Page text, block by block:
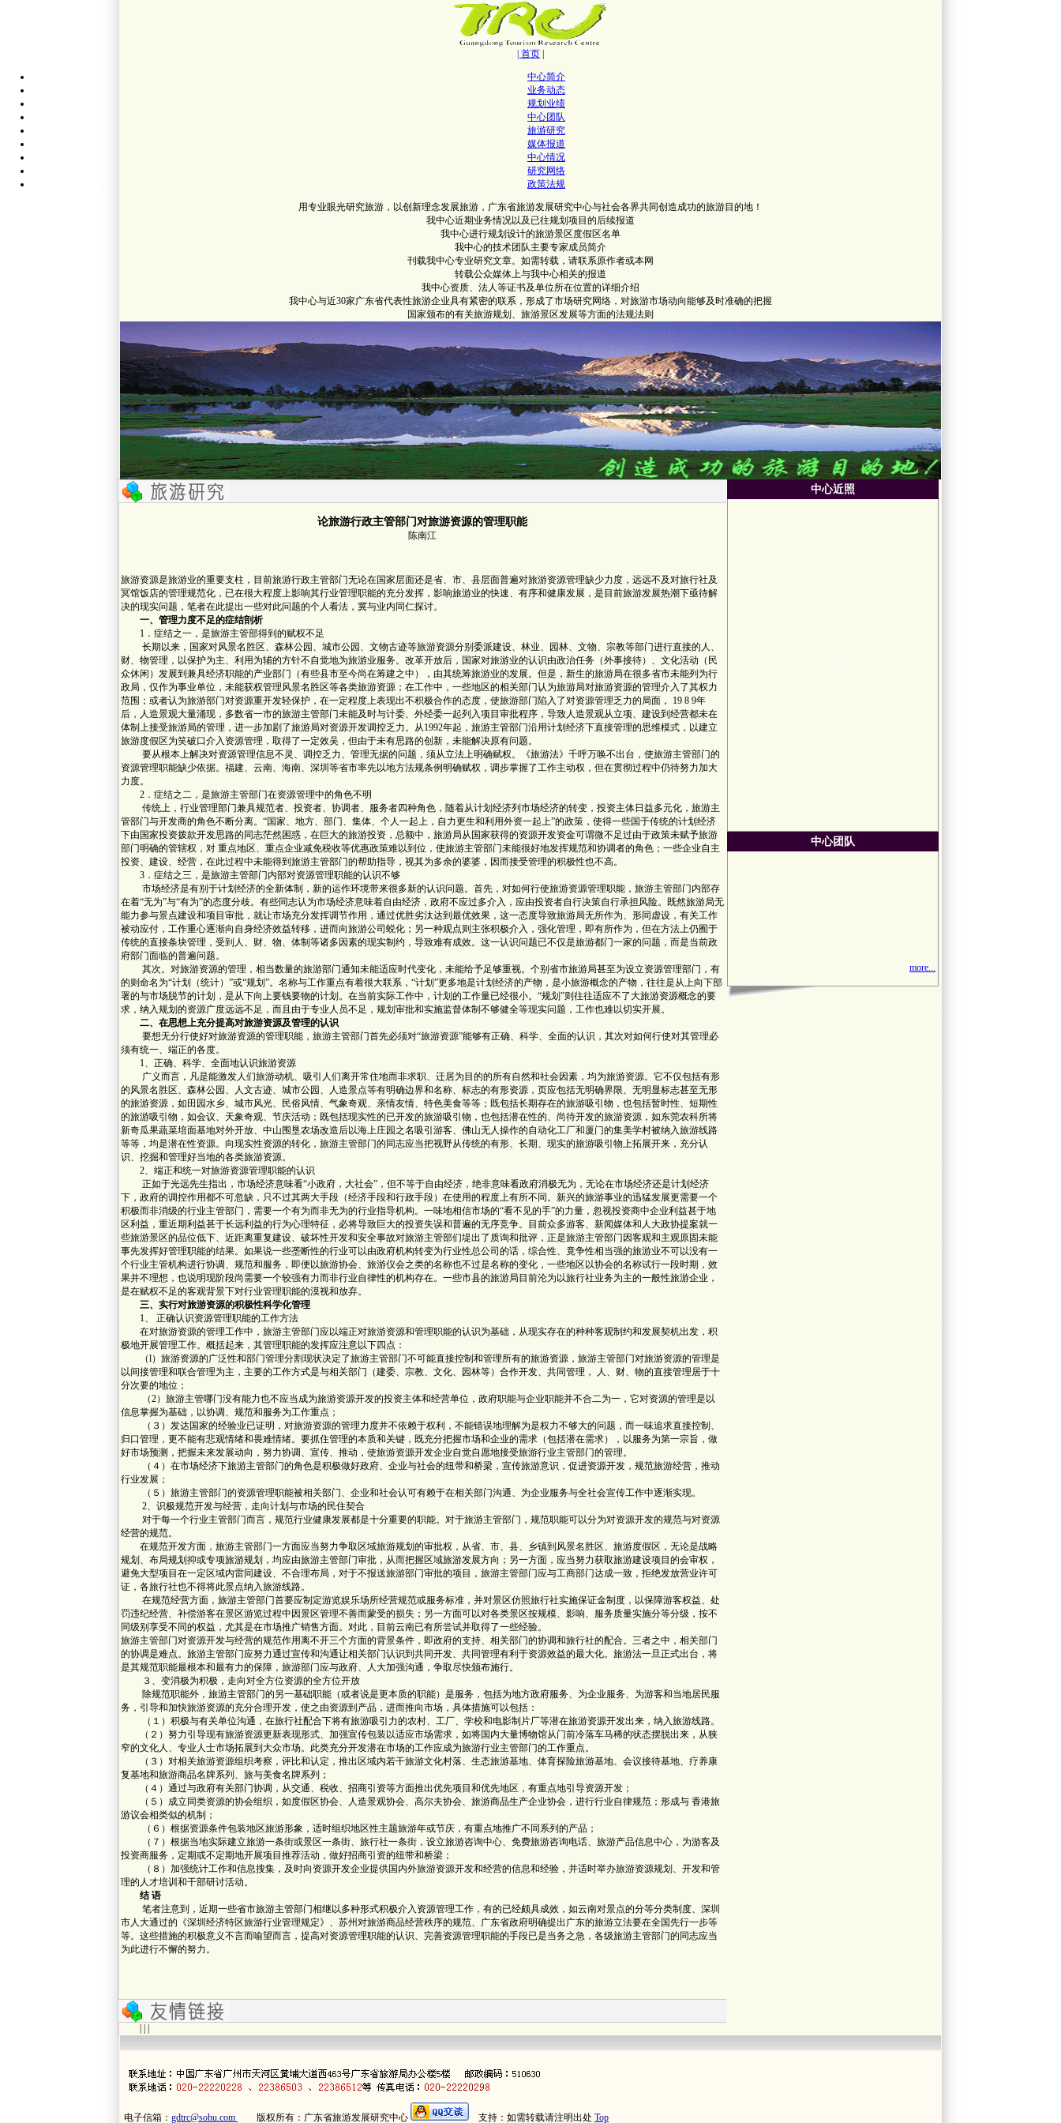
| 首页
中心简介
业务动态
规划业绩
中心团队
旅游研究
媒体报道
中心情况
研究网络
政策法规
用专业眼光研究旅游，以创新理念发展旅游，广东省旅游发展研究中心与社会各界共同创造成功的旅游目的地！
我中心近期业务情况以及已往规划项目的后续报道
我中心进行规划设计的旅游景区度假区名单
我中心的技术团队主要专家成员简介
刊载我中心专业研究文章。如需转载，请联系原作者或本网
转载公众媒体上与我中心相关的报道
我中心资质、法人等证书及单位所在位置的详细介绍
我中心与近30家广东省代表性旅游企业具有紧密的联系，形成了市场研究网络，对旅游市场动向能够及时准确的把握
国家颁布的有关旅游规划、旅游景区发展等方面的法规法则
论旅游行政主管部门对旅游资源的管理职能
陈南江
旅游资源是旅游业的重要支柱，目前旅游行政主管部门无论在国家层面还是省、市、县层面普遍对旅游资源管理缺少力度，远远不及对旅行社及
冥馆饭店的管理规范化，已在很大程度上影响其行业管理职能的充分发挥，影响旅游业的快速、有序和健康发展，是目前旅游发展热潮下亟待解
决的现实问题，笔者在此提出一些对此问题的个人看法，冀与业内同仁探讨。
一、管理力度不足的症结剖析
1．症结之一，是旅游主管部得到的赋权不足
长期以来，国家对风景名胜区、森林公园、城市公园、文物古迹等旅游资源分别委派建设、林业、园林、文物、宗教等部门进行直接的人、
财、物管理，以保护为主、利用为辅的方针不自觉地为旅游业服务。改革开放后，国家对旅游业的认识由政治任务（外事接待）、文化活动（民
众休闲）发展到兼具经济职能的产业部门（有些县市至今尚在筹建之中），由其统筹旅游业的发展。但是，新生的旅游局在很多省市未能列为行
政局，仅作为事业单位，未能获权管理风景名胜区等各类旅游资源；在工作中，一些地区的相关部门认为旅游局对旅游资源的管理介入了其权力
范围；或者认为旅游部门对资源重开发轻保护，在一定程度上表现出不积极合作的态度，使旅游部门陷入了对资源管理乏力的局面， 19 8 9年
后，人造景观大量涌现，多数省一市的旅游主管部门未能及时与计委、外经委一起列入项目审批程序，导致人造景观从立项、建设到经营都未在
体制上接受旅游局的管理，进一步加剧了旅游局对资源开发调控乏力。从1992年起，旅游主管部门沿用计划经济下直接管理的思维模式，以建立
旅游度假区为笑破口介入资源管理，取得了一定效吴，但由于未有思路的创新，未能解决原有问题。
要从根本上解决对资源管理信息不灵、调控乏力、管理无据的问题，须从立法上明确赋权。《旅游法》千呼万唤不出台，使旅游主管部门的
资源管理职能缺少依据。福建、云南、海南、深圳等省市率先以地方法规条例明确赋权，调步掌握了工作主动权，但在贯彻过程中仍待努力加大
力度。
2．症结之二，是旅游主管部门在资源管理中的角色不明
传统上，行业管理部门兼具规范者、投资者、协调者、服务者四种角色，随着从计划经济列市场经济的转变，投资主体日益多元化，旅游主
管部门与开发商的角色不断分离。“国家、地方、部门、集体、个人一起上，自力更生和利用外资一起上”的政策，使得一些国于传统的计划经济
下由国家投资拨款开发思路的同志茫然困惑，在巨大的旅游投资，总额中，旅游局从国家获得的资源开发资金可谓微不足过由于政策未赋予旅游
部门明确的管辖权，对 重点地区、重点企业减免税收等优惠政策难以到位，使旅游主管部门未能很好地发挥规范和协调者的角色；一些企业自主
投资、建设、经营，在此过程中未能得到旅游主管部门的帮助指导，视其为多余的婆婆，因而接受管理的积极性也不高。
3．症结之三，是旅游主管部门内部对资源管理职能的认识不够
市场经济是有别于计划经济的全新体制，新的运作环境带来很多新的认识问题。首先，对如何行使旅游资源管理职能，旅游主管部门内部存
在着“无为”与“有为”的态度分歧。有些同志认为市场经济意味着自由经济，政府不应过多介入，应由投资者自行决策自行承担风险。既然旅游局无
能力参与景点建设和项目审批，就让市场充分发挥调节作用，通过优胜劣汰达到最优效果，这一态度导致旅游局无所作为、形同虚设，有关工作
被动应付，工作重心逐渐向自身经济效益转移，进而向旅游公司蜕化；另一种观点则主张积极介入，强化管理，即有所作为，但在方法上仍囿于
传统的直接条块管理，受到人、财、物、体制等诸多因素的现实制约，导致难有成效。这一认识问题已不仅是旅游都门一家的问题，而是当前政
府部门面临的普遍问题。
其次。对旅游资源的管理，相当数量的旅游部门通知未能适应时代变化，未能给予足够重视。个别省市旅游局甚至为设立资源管理部门，有
的则命名为“计划（统计）”或“规划”。名称与工作重点有着很大联系，“计划”更多地是计划经济的产物，是小旅游概念的产物，往往是从上向下部
署的与市场脱节的计划，是从下向上要钱要物的计划。在当前实际工作中，计划的工作量已经很小。“规划”则往往适应不了大旅游资源概念的要
求，纳入规划的资源广度远远不足，而且由于专业人员不足，规划审批和实施监督体制不够健全等现实问题，工作也难以切实开展。
二、在思想上充分提高对旅游资源及管理的认识
要想无分行使好对旅游资源的管理职能，旅游主管部门首先必须对“旅游资源”能够有正确、科学、全面的认识，其次对如何行使对其管理必
须有统一、端正的各度。
1、正确、科学、全面地认识旅游资源
广义而言，凡是能激发人们旅游动机、吸引人们离开常住地而非求职、迁居为目的的所有自然和社会因素，均为旅游资源。它不仅包括有形
的风景名胜区、森林公园、人文古迹、城市公园、人造景点等有明确边界和名称、标志的有形资源，页应包括无明确界限、无明显标志甚至无形
的旅游资源，如田园水乡、城市风光、民俗风情、气象奇观、亲情友情、特色美食等等；既包括长期存在的旅游吸引物，也包括暂时性、短期性
的旅游吸引物，如会议、天象奇观、节庆活动；既包括现实性的已开发的旅游吸引物，也包括潜在性的、尚待开发的旅游资源，如东莞农科所将
新奇瓜果蔬菜培面基地对外开放、中山围垦农场改造后以海上庄园之名吸引游客、佛山无人操作的自动化工厂和厦门的集美学村被纳入旅游线路
等等，均是潜在性资源。向现实性资源的转化，旅游主管部门的同志应当把视野从传统的有形、长期、现实的旅游吸引物上拓展开来，充分认
识、挖掘和管理好当地的各类旅游资源。
2、端正和统一对旅游资源管理职能的认识
正如于光远先生指出，市场经济意味看“小政府，大社会”，但不等于自由经济，绝非意味看政府消极无为，无论在市场经济还是计划经济
下，政府的调控作用都不可忽缺，只不过其两大手段（经济手段和行政手段）在使用的程度上有所不同。新兴的旅游事业的迅猛发展更需要一个
积极而非消级的行业主管部门，需要一个有为而非无为的行业指导机构。一味地相信市场的“看不见的手”的力量，忽视投资商中企业利益甚于地
区利益，重近期利益甚于长远利益的行为心理特征，必将导致巨大的投资失误和普遍的无序竞争。目前众多游客、新闻媒体和人大政协提案就一
些旅游景区的品位低下、近距离重复建设、破坏性开发和安全事故对旅游主管部们堤出了质询和批评，正是旅游主管部门因客观和主观原固未能
事先发挥好管理职能的结果。如果说一些垄断性的行业可以由政府机构转变为行业性总公司的话，综合性、竟争性相当强的旅游业不可以没有一
个行业主管机构进行协调、规范和服务，即便以旅游协会、旅游仪会之类的名称也不过是名称的变化，一些地区以协会的名称试行一段时期，效
果并不理想，也说明现阶段尚需要一个较强有力而非行业自律性的机构存在。一些市县的旅游局目前沦为以旅行社业务为主的一般性旅游企业，
是在赋权不足的客观背景下对行业管理职能的漠视和放弃。
三、实行对旅游资源的积极性科学化管理
1、 正确认识资源管理职能的工作方法
在对旅游资源的管理工作中，旅游主管部门应以端正对旅游资源和管理职能的认识为基础，从现实存在的种种客观制约和发展契机出发，积
极地开展管理工作。概括起来，其管理职能的发挥应注意以下四点：
（l）旅游资源的广泛性和部门管理分割现状决定了旅游主管部门不可能直接控制和管理所有的旅游资源，旅游主管部门对旅游资源的管理是
以间接管理和联合管理为主，主要的工作方式是与相关部门（建委、宗教、文化、园林等）合作开发、共同管理， 人、财、物的直接管理居于十
分次要的地位；
（2）旅游主管哪门没有能力也不应当成为旅游资源开发的投资主体和经营单位，政府职能与企业职能并不合二为一，它对资源的管理是以
信息掌握为基础，以协调、规范和服务为工作重点；
（３）发达国家的经验业已证明，对旅游资源的管理力度并不依赖于权利，不能错误地理解为是权力不够大的问题，而一味追求直接控制、
归口管理，更不能有悲观情绪和畏难情绪。要抓住管理的本质和关键，既充分把握市场和企业的需求（包括潜在需求），以服务为第一宗旨，做
好市场预测，把握未来发展动向，努力协调、宣传、推动，使旅游资源开发企业自觉自愿地接受旅游行业主管部门的管理。
（４）在市场经济下旅游主管部门的角色是积极做好政府、企业与社会的纽带和桥梁，宣传旅游意识，促进资源开发，规范旅游经营，推动
行业发展；
（５）旅游主管部门的资源管理职能被相关部门、企业和社会认可有赖于在相关部门沟通、为企业服务与全社会宣传工作中逐渐实现。
2、识极规范开发与经营，走向计划与市场的民住契合
对于每一个行业主管部门而言，规范行业健康发展都是十分重要的职能。对于旅游主管部门，规范职能可以分为对资源开发的规范与对资源
经营的规范。
在规范开发方面，旅游主管部门一方面应当努力争取区域旅游规划的审批权，从省、市、县、乡镇到风景名胜区、旅游度假区，无论是战略
规划、布局规划抑或专项旅游规划，均应由旅游主管部门审批，从而把握区域旅游发展方向；另一方面，应当努力获取旅游建设项目的会审权，
避免大型项目在一定区域内雷同建设、不合理布局，对于不报送旅游部门审批的项目，旅游主管部门应与工商部门达成一致，拒绝发放营业许可
证，各旅行社也不得将此景点纳入旅游线路。
在规范经营方面，旅游主管部门首要应制定游览娱乐场所经营规范或服务标准，并对景区仿照旅行社实施保证金制度，以保障游客权益、处
罚违纪经营、补偿游客在景区游览过程中因景区管理不善而蒙受的损失；另一方面可以对各类景区按规模、影响、服务质量实施分等分级，按不
同级别享受不同的权益，尤其是在市场推广销售方面。对此，目前云南已有所尝试并取得了一些经验。
旅游主管部门对资源开发与经营的规范作用离不开三个方面的背景条件，即政府的支持、相关部门的协调和旅行社的配合。三者之中，相关部门
的协调是难点。旅游主管部门应努力通过宣传和沟通让相关部门认识到共同开发、共同管理有利于资源效益的最大化。旅游法一旦正式出台，将
是其规范职能最根本和最有力的保障，旅游部门应与政府、人大加强沟通，争取尽快颁布施行。
３、变消极为积极，走向对全方位资源的全方位开放
除规范职能外，旅游主管部门的另一基础职能（或者说是更本质的职能）是服务，包括为地方政府服务、为企业服务、为游客和当地居民服
务，引导和加快旅游资源的充分合理开发，使之由资源到产品，进而推向市场，具体措施可以包括：
（１）积极与有关单位沟通，在旅行社配合下将有旅游吸引力的农村、工厂、学校和电影制片厂等潜在旅游资源开发出来，纳入旅游线路。
（２）努力引导现有旅游资源更新表现形式、加强宣传包装以适应市场需求，如将国内大量博物馆从门前冷落车马稀的状态摆脱出来，从狭
窄的文化人、专业人士市场拓展到大众市场。此类充分开发潜在市场的工作应成为旅游行业主管部门的工作重点。
（３）对相关旅游资源组织考察，评比和认定，推出区域内若干旅游文化村落、生态旅游基地、体育探险旅游基地、会议接待基地、疗养康
复基地和旅游商品名牌系列、旅与美食名牌系列；
（４）通过与政府有关部门协调，从交通、税收、招商引资等方面推出优先项目和优先地区，有重点地引导资源开发；
（５）成立同类资源的协会组织，如度假区协会、人造景观协会、高尔夫协会、旅游商品生产企业协会，进行行业自律规范；形成与 香港旅
游议会相类似的机制；
（６）根据资源条件包装地区旅游形象，适时组织地区性主题旅游年或节庆，有重点地推广不同系列的产品；
（７）根据当地实际建立旅游一条街或景区一条街、旅行社一条街，设立旅游咨询中心、免费旅游咨询电话、旅游产品信息中心，为游客及
投资商服务，定期或不定期地开展项目推荐活动，做好招商引资的纽带和桥梁；
（８）加强统计工作和信息搜集，及时向资源开发企业提供国内外旅游资源开发和经营的信息和经验，并适时举办旅游资源规划、开发和管
理的人才培训和干部研讨活动。
结 语
笔者注意到，近期一些省市旅游主管部门相继以多种形式积极介入资源管理工作，有的已经颇具成效，如云南对景点的分等分类制度、深圳
市人大通过的《深圳经济特区旅游行业管理规定》、苏州对旅游商品经营秩序的规范、广东省政府明确提出广东的旅游立法要在全国先行一步等
等。这些措施的积极意义不言而喻望而言，提高对资源管理职能的认识、完善资源管理职能的手段已是当务之急，各级旅游主管部门的同志应当
为此进行不懈的努力。
中心近照
中心团队
more...
电子信箱： gdtrc@sohu.com 版权所有：广东省旅游发展研究中心 支持：如需转载请注明出处 Top